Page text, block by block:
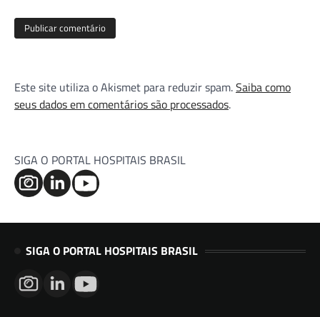
Este site utiliza o Akismet para reduzir spam.Saiba como
seus dados em comentários são processados.
SIGA O PORTAL HOSPITAIS BRASIL
SIGA O PORTAL HOSPITAIS BRASIL